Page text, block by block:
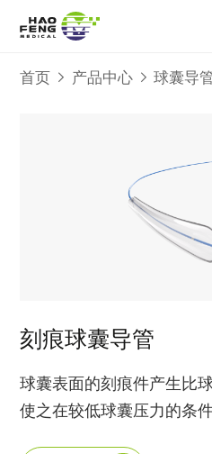
首页 产品中心 球囊导
刻痕球囊导管
球囊表面的刻痕件产生比
使之在较低球囊压力的条件